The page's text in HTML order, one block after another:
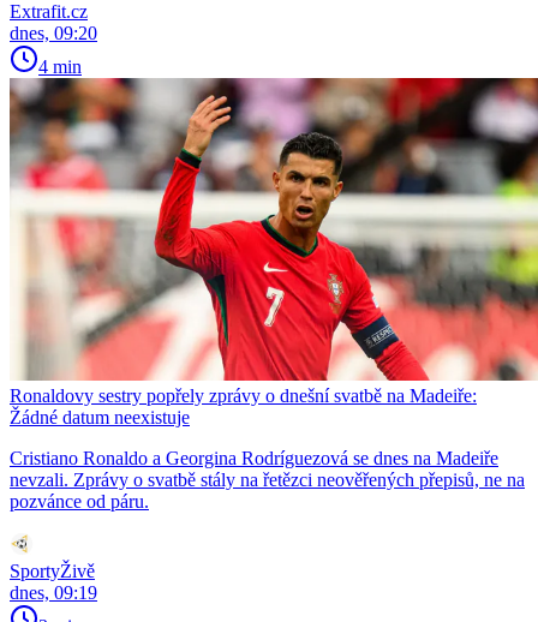
Extrafit.cz
dnes, 09:20
4 min
Ronaldovy sestry popřely zprávy o dnešní svatbě na Madeiře:
Žádné datum neexistuje
Cristiano Ronaldo a Georgina Rodríguezová se dnes na Madeiře
nevzali. Zprávy o svatbě stály na řetězci neověřených přepisů, ne na
pozvánce od páru.
SportyŽivě
dnes, 09:19